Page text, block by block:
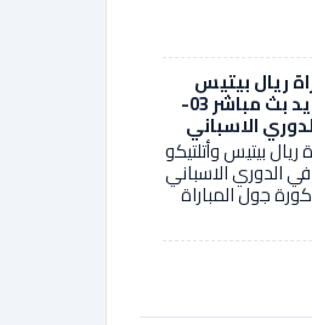
ريال بيتيس
وأتلتيكو مدريد بث مباشر 03-
بيتيس وأتلتيكو
مدريد بث مباشر 03-03-2024 في الدوري الاسباني
جول المباراة